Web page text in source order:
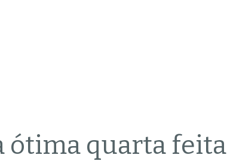
ótima quarta feita